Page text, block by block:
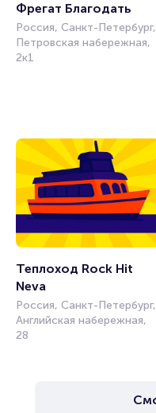
Фрегат Благодать
Россия, Санкт-Петербург,
Петровская набережная,
2к1
Теплоход Rock Hit
Neva
Россия, Санкт-Петербург,
Английская набережная,
28